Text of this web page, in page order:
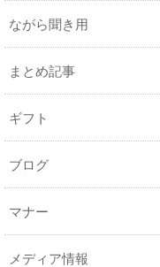
ながら聞き用
まとめ記事
ギフト
ブログ
マナー
メディア情報